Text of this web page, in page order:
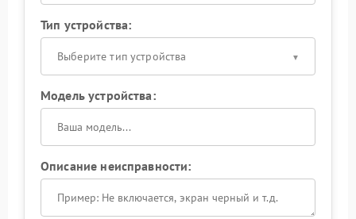
Тип устройства:
Выберите тип устройства
Модель устройства:
Описание неисправности: